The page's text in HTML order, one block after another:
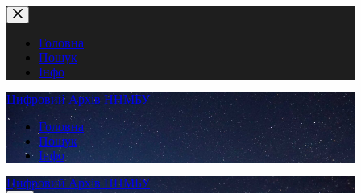
Перейти
до
вмістуГоловна
Пошук
Інфо
Цифровий Архів ННМБУ
Головна
Пошук
Інфо
Цифровий Архів ННМБУ